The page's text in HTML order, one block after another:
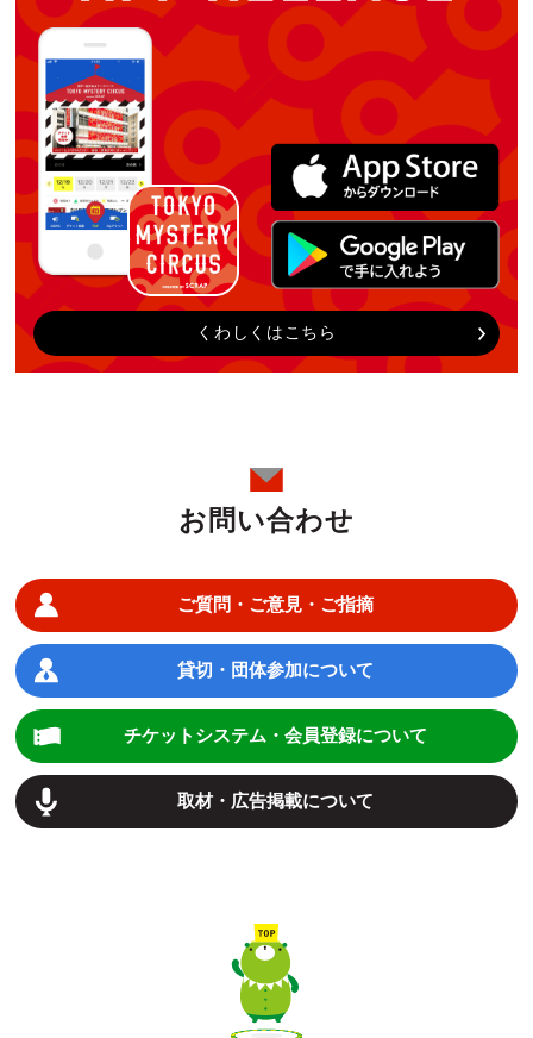
くわしくはこちら
お問い合わせ
ご質問・ご意見・ご指摘
貸切・団体参加について
チケットシステム・会員登録について
取材・広告掲載について